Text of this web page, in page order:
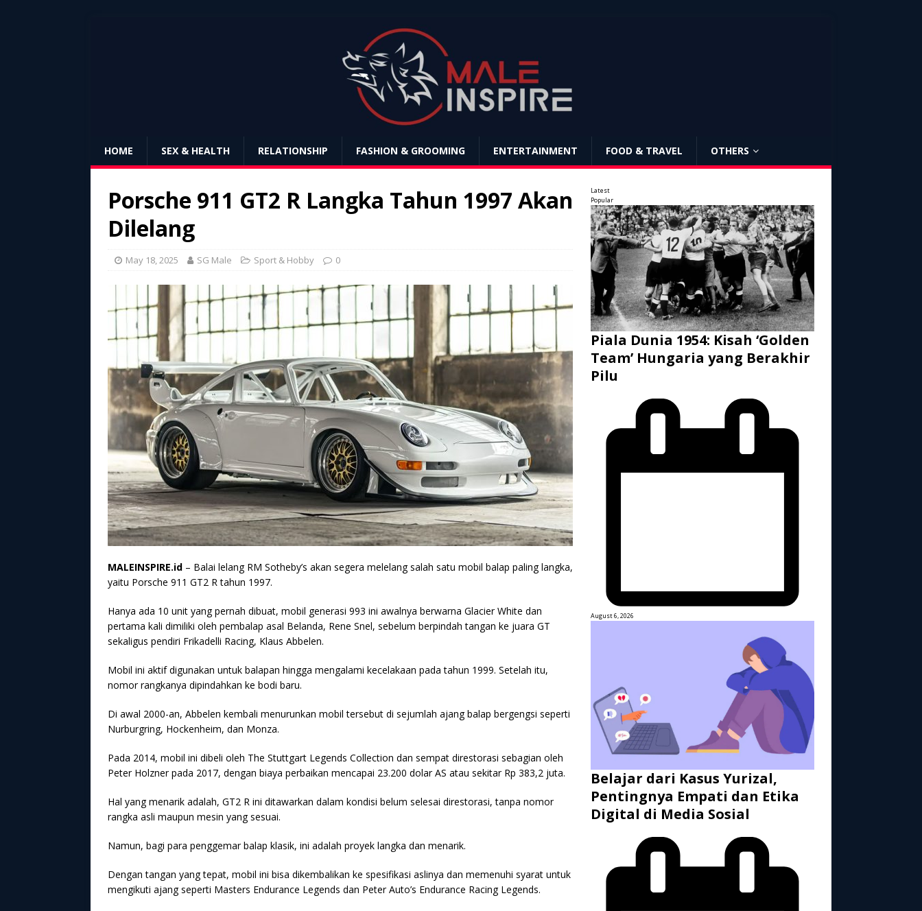
HOME SEX & HEALTH RELATIONSHIP FASHION & GROOMING ENTERTAINMENT FOOD & TRAVEL OTHERS
Porsche 911 GT2 R Langka Tahun 1997 Akan
Dilelang
May 18, 2025 SG Male Sport & Hobby 0
MALEINSPIRE.id – Balai lelang RM Sotheby’s akan segera melelang salah satu mobil balap paling langka,
yaitu Porsche 911 GT2 R tahun 1997.
Hanya ada 10 unit yang pernah dibuat, mobil generasi 993 ini awalnya berwarna Glacier White dan
pertama kali dimiliki oleh pembalap asal Belanda, Rene Snel, sebelum berpindah tangan ke juara GT
sekaligus pendiri Frikadelli Racing, Klaus Abbelen.
Mobil ini aktif digunakan untuk balapan hingga mengalami kecelakaan pada tahun 1999. Setelah itu,
nomor rangkanya dipindahkan ke bodi baru.
Di awal 2000-an, Abbelen kembali menurunkan mobil tersebut di sejumlah ajang balap bergengsi seperti
Nurburgring, Hockenheim, dan Monza.
Pada 2014, mobil ini dibeli oleh The Stuttgart Legends Collection dan sempat direstorasi sebagian oleh
Peter Holzner pada 2017, dengan biaya perbaikan mencapai 23.200 dolar AS atau sekitar Rp 383,2 juta.
Hal yang menarik adalah, GT2 R ini ditawarkan dalam kondisi belum selesai direstorasi, tanpa nomor
rangka asli maupun mesin yang sesuai.
Namun, bagi para penggemar balap klasik, ini adalah proyek langka dan menarik.
Dengan tangan yang tepat, mobil ini bisa dikembalikan ke spesifikasi aslinya dan memenuhi syarat untuk
mengikuti ajang seperti Masters Endurance Legends dan Peter Auto’s Endurance Racing Legends.
Latest
Popular
Piala Dunia 1954: Kisah ‘Golden
Team’ Hungaria yang Berakhir
Pilu
August 6, 2026
Belajar dari Kasus Yurizal,
Pentingnya Empati dan Etika
Digital di Media Sosial